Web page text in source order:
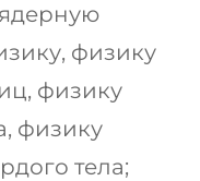
физику
физику
физику
тела;